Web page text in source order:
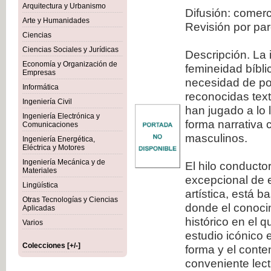
Arquitectura y Urbanismo
Arte y Humanidades
Ciencias
Ciencias Sociales y Jurídicas
Economía y Organización de
Empresas
Informática
Ingeniería Civil
Ingeniería Electrónica y
Comunicaciones
Ingeniería Energética,
Eléctrica y Motores
Ingeniería Mecánica y de
Materiales
Lingüística
Otras Tecnologías y Ciencias
Aplicadas
Varios
Colecciones [+/-]
Difusión:
Revisión por
Descripción. La
femineidad
necesidad de
reconocidas
han jugado a lo
forma narrativa
masculinos.
El hilo
excepcional de
artística, está
donde el
histórico en el
estudio icónico
forma y el
conveniente